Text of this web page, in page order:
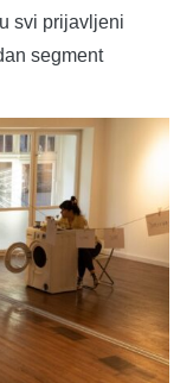
svi prijavljeni
segment